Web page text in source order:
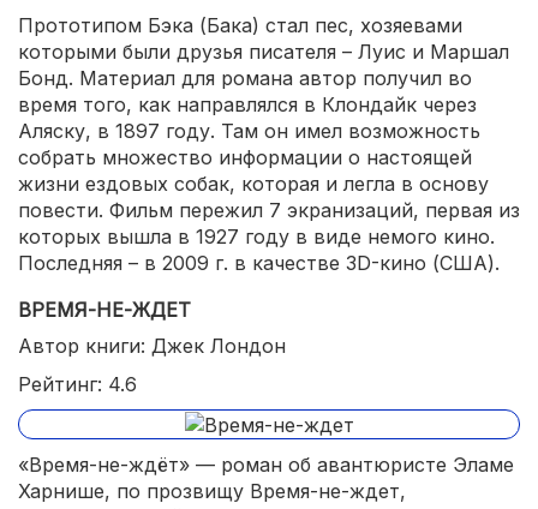
Прототипом Бэка (Бака) стал пес, хозяевами
которыми были друзья писателя – Луис и Маршал
Бонд. Материал для романа автор получил во
время того, как направлялся в Клондайк через
Аляску, в 1897 году. Там он имел возможность
собрать множество информации о настоящей
жизни ездовых собак, которая и легла в основу
повести. Фильм пережил 7 экранизаций, первая из
которых вышла в 1927 году в виде немого кино.
Последняя – в 2009 г. в качестве 3D-кино (США).
ВРЕМЯ-НЕ-ЖДЕТ
Автор книги: Джек Лондон
Рейтинг: 4.6
«Время-не-ждёт» — роман об авантюристе Эламе
Харнише, по прозвищу Время-не-ждет,